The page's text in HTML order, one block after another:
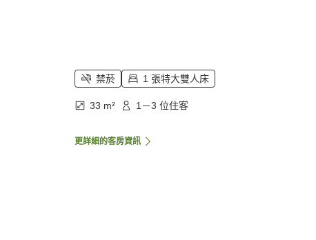
禁菸 1 張特大雙人床
33 m² 1－3 位住客
更詳細的客房資訊